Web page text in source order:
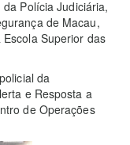
Polícia Judiciária,
de Macau,
Superior das
da
e Resposta a
de Operações